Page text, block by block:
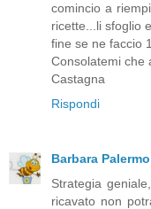
comincio a
ricette...li sfoglio
fine se ne faccio
Consolatemi che
Castagna
Rispondi
Barbara Palermo
Strategia
ricavato non